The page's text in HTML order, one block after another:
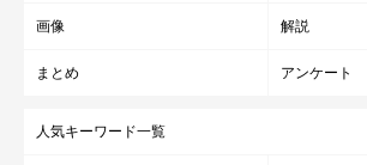
画像 解説
まとめ アンケート
人気キーワード一覧